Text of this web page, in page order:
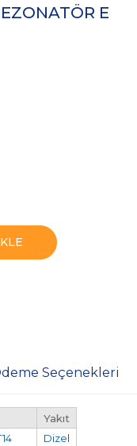
E
Seçenekleri
Yakıt
Dizel